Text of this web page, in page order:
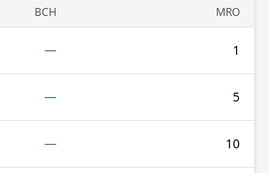
MRO
BCH
1
—
5
—
10
—